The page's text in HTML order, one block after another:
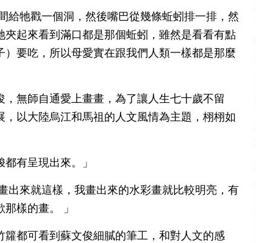
給牠戳一個洞，然後嘴巴從幾條蚯蚓排一排，然
起來看到滿口都是那個蚯蚓，雖然是看看有點
要吃，所以母愛實在跟我們人類一樣都是那麼
無師自通愛上畫畫，為了讓人生七十歲不留
以大陸烏江和馬祖的人文風情為主題，栩栩如
有呈現出來。」
出來就這樣，我畫出來的水彩畫就比較明亮，有
樣的畫。 」
都可看到蘇文俊細膩的筆工，和對人文的感